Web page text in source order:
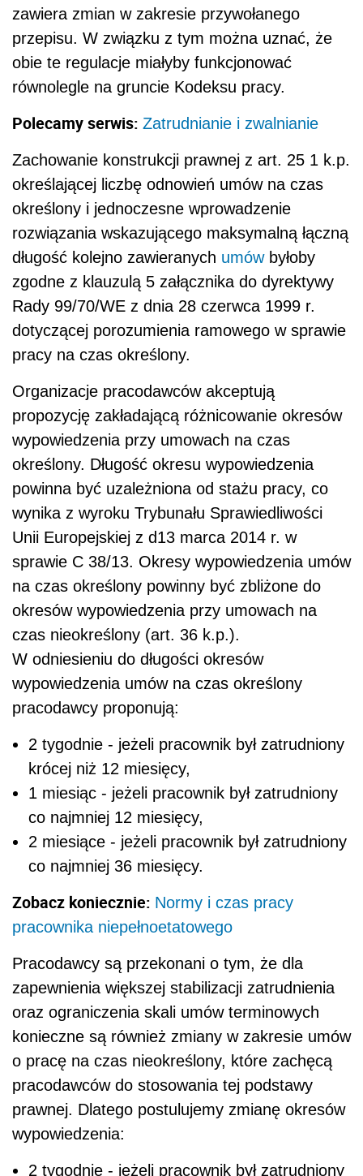
zawiera zmian w zakresie przywołanego
przepisu. W związku z tym można uznać, że
obie te regulacje miałyby funkcjonować
równolegle na gruncie Kodeksu pracy.
Polecamy serwis: Zatrudnianie i zwalnianie
Zachowanie konstrukcji prawnej z art. 25 1 k.p.
określającej liczbę odnowień umów na czas
określony i jednoczesne wprowadzenie
rozwiązania wskazującego maksymalną łączną
długość kolejno zawieranych umówbyłoby
zgodne z klauzulą 5 załącznika do dyrektywy
Rady 99/70/WE z dnia 28 czerwca 1999 r.
dotyczącej porozumienia ramowego w sprawie
pracy na czas określony.
Organizacje pracodawców akceptują
propozycję zakładającą różnicowanie okresów
wypowiedzenia przy umowach na czas
określony. Długość okresu wypowiedzenia
powinna być uzależniona od stażu pracy, co
wynika z wyroku Trybunału Sprawiedliwości
Unii Europejskiej z d13 marca 2014 r. w
sprawie C 38/13. Okresy wypowiedzenia umów
na czas określony powinny być zbliżone do
okresów wypowiedzenia przy umowach na
czas nieokreślony (art. 36 k.p.).
W odniesieniu do długości okresów
wypowiedzenia umów na czas określony
pracodawcy proponują:
2 tygodnie - jeżeli pracownik był zatrudniony
krócej niż 12 miesięcy,
1 miesiąc - jeżeli pracownik był zatrudniony
co najmniej 12 miesięcy,
2 miesiące - jeżeli pracownik był zatrudniony
co najmniej 36 miesięcy.
Zobacz koniecznie: Normy i czas pracy
pracownika niepełnoetatowego
Pracodawcy są przekonani o tym, że dla
zapewnienia większej stabilizacji zatrudnienia
oraz ograniczenia skali umów terminowych
konieczne są również zmiany w zakresie umów
o pracę na czas nieokreślony, które zachęcą
pracodawców do stosowania tej podstawy
prawnej. Dlatego postulujemy zmianę okresów
wypowiedzenia:
2 tygodnie - jeżeli pracownik był zatrudniony